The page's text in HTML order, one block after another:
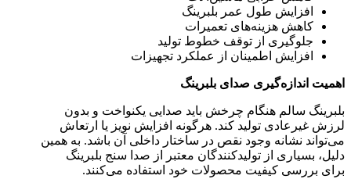
افزایش طول عمر بلبرینگ
کاهش هزینه‌های تعمیرات
جلوگیری از توقف خطوط تولید
افزایش اطمینان از عملکرد تجهیزات
اهمیت اندازه‌گیری صدای بلبرینگ
بلبرینگ سالم هنگام چرخش باید صدایی یکنواخت و بدون
لرزش غیرعادی تولید کند. هرگونه افزایش نویز یا ارتعاش
می‌تواند نشانه وجود نقص در ساختار داخلی آن باشد. به همین
دلیل، بسیاری از تولیدکنندگان معتبر از صدا سنج بلبرینگ
برای بررسی کیفیت محصولات خود استفاده می‌کنند.